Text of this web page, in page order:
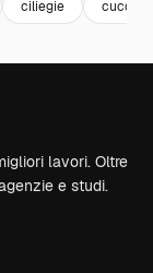
ciliegie
lavori. Oltre
e studi.